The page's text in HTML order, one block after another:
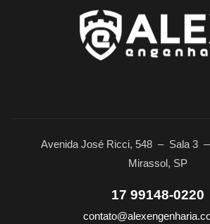
Avenida José Ricci, 548 – Sala 3
Mirassol, SP
17 99148-0220